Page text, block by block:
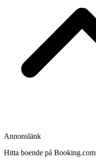
Annonslänk
Hitta boende på Booking.com